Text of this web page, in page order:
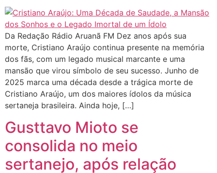
Da Redação Rádio Aruanã FM Dez anos após sua
morte, Cristiano Araújo continua presente na memória
dos fãs, com um legado musical marcante e uma
mansão que virou símbolo de seu sucesso. Junho de
2025 marca uma década desde a trágica morte de
Cristiano Araújo, um dos maiores ídolos da música
sertaneja brasileira. Ainda hoje, […]
Gusttavo Mioto se
consolida no meio
sertanejo, após relação